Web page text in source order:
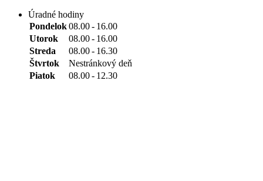
Úradné hodiny
Pondelok08.00- 16.00
Utorok
08.00- 16.00
Streda
08.00- 16.30
Štvrtok
Nestránkový deň
Piatok
08.00- 12.30